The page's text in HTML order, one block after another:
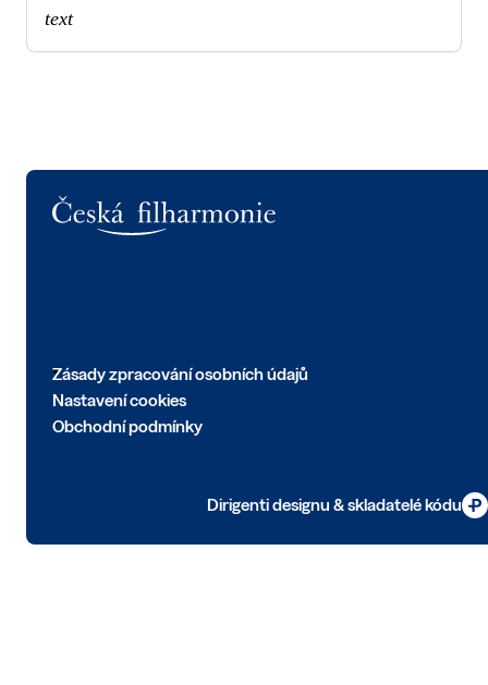
text
Zásady zpracování osobních údajů
Nastavení cookies
Obchodní podmínky
Dirigenti designu & skladatelé kódu